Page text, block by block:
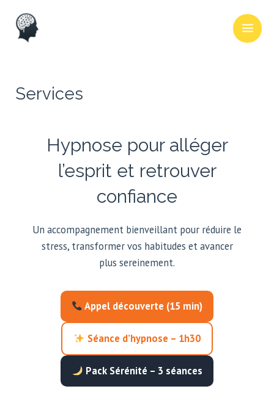
contenu
Main
Services
Hypnose pour alléger
l’esprit et retrouver
confiance
Un accompagnement bienveillant pour réduire le
stress, transformer vos habitudes et avancer
plus sereinement.
Appel découverte (15 min)
Séance d’hypnose – 1h30
Pack Sérénité – 3 séances